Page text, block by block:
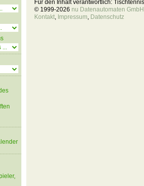
Für den Inhalt verantwortlich:
© 1999-2026 nu Datenautomaten
Kontakt, Impressum, Datenschutz